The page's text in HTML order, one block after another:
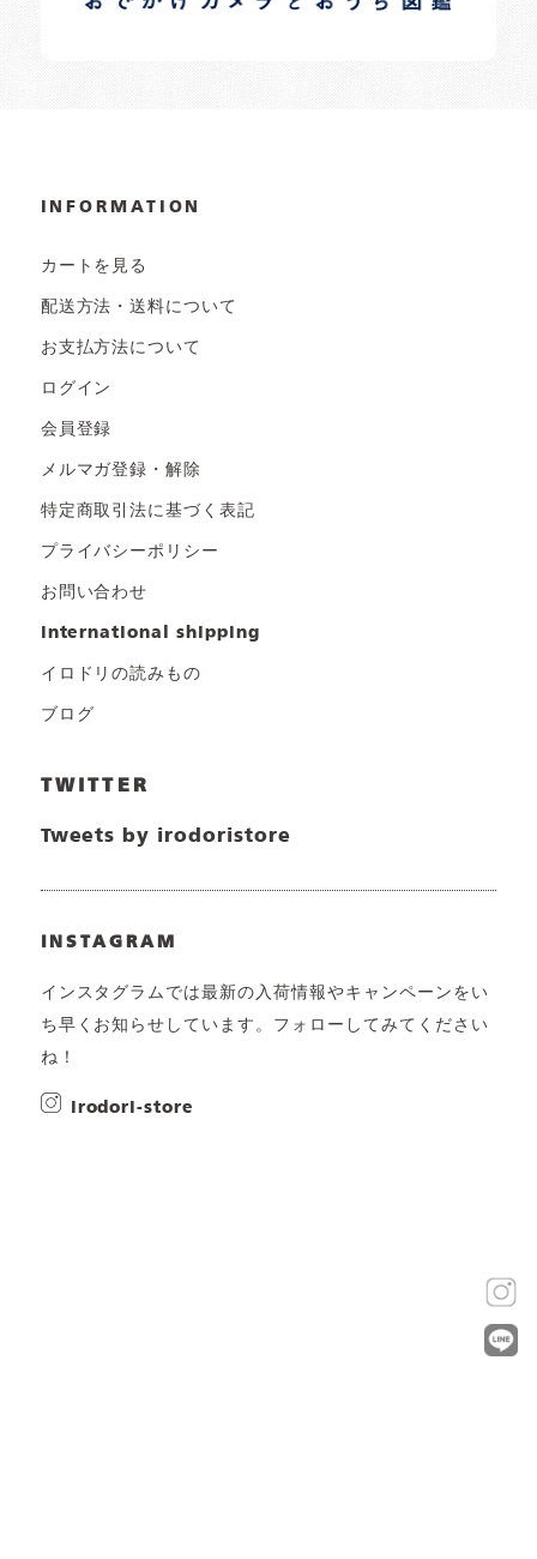
INFORMATION
カートを見る
配送方法・送料について
お支払方法について
ログイン
会員登録
メルマガ登録・解除
特定商取引法に基づく表記
プライバシーポリシー
お問い合わせ
international shipping
イロドリの読みもの
ブログ
TWITTER
Tweets by irodoristore
INSTAGRAM
インスタグラムでは最新の入荷情報やキャンペーンをい
ち早くお知らせしています。フォローしてみてください
ね！
irodori-store